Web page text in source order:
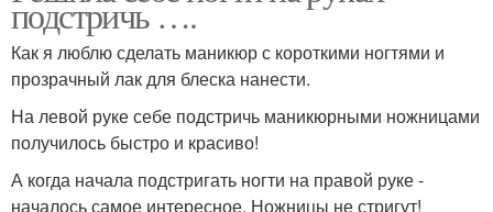
подстричь ….
Как я люблю сделать маникюр с короткими ногтями и
прозрачный лак для блеска нанести.
На левой руке себе подстричь маникюрными ножницами
получилось быстро и красиво!
А когда начала подстригать ногти на правой руке -
началось самое интересное. Ножницы не стригут!